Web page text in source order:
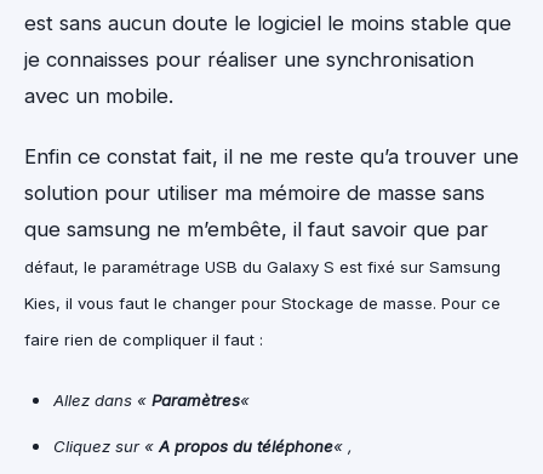
est sans aucun doute le logiciel le moins stable que
je connaisses pour réaliser une synchronisation
avec un mobile.
Enfin ce constat fait, il ne me reste qu’a trouver une
solution pour utiliser ma mémoire de masse sans
que samsung ne m’embête, il faut savoir que par
défaut, le paramétrage USB du Galaxy S est fixé sur Samsung
Kies, il vous faut le changer pour Stockage de masse. Pour ce
faire rien de compliquer il faut :
Allez dans « Paramètres«
Cliquez sur « A propos du téléphone« ,